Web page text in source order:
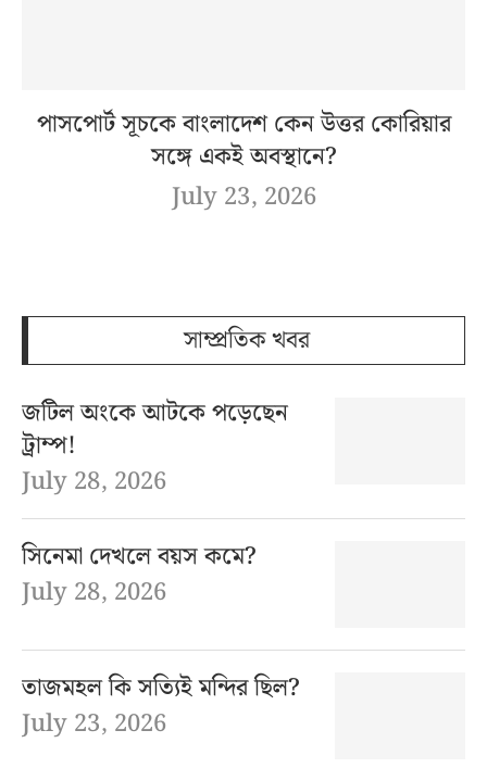
পাসপোর্ট সূচকে বাংলাদেশ কেন উত্তর কোরিয়ার
সঙ্গে একই অবস্থানে?
July 23, 2026
সাম্প্রতিক খবর
জটিল অংকে আটকে পড়েছেন
ট্রাম্প!
July 28, 2026
সিনেমা দেখলে বয়স কমে?
July 28, 2026
তাজমহল কি সত্যিই মন্দির ছিল?
July 23, 2026